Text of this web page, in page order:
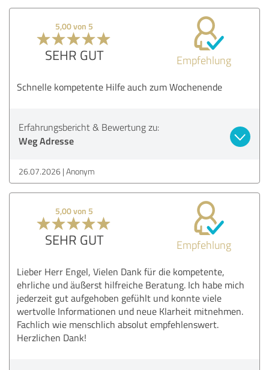
5,00 von 5
SEHR GUT Empfehlung
Schnelle kompetente Hilfe auch zum Wochenende
Erfahrungsbericht & Bewertung zu:
Weg Adresse
26.07.2026 Anonym
5,00 von 5
SEHR GUT Empfehlung
Lieber Herr Engel, Vielen Dank für die kompetente,
ehrliche und äußerst hilfreiche Beratung. Ich habe mich
jederzeit gut aufgehoben gefühlt und konnte viele
wertvolle Informationen und neue Klarheit mitnehmen.
Fachlich wie menschlich absolut empfehlenswert.
Herzlichen Dank!